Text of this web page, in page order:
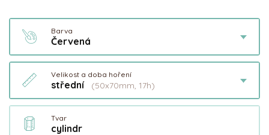
Barva
Červená
Velikost a doba hoření
střední (50x70mm, 17h)
Tvar
cylindr